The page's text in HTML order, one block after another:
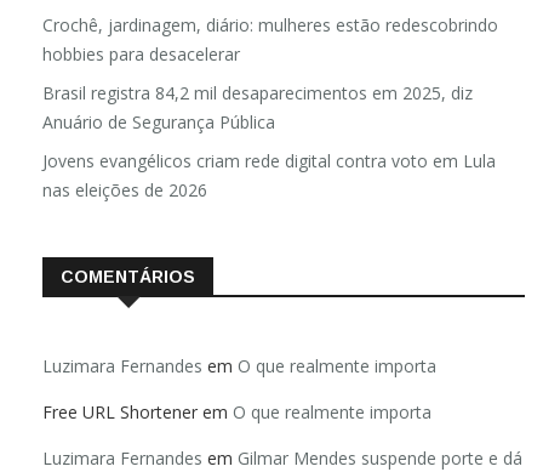
Crochê, jardinagem, diário: mulheres estão redescobrindo
hobbies para desacelerar
Brasil registra 84,2 mil desaparecimentos em 2025, diz
Anuário de Segurança Pública
Jovens evangélicos criam rede digital contra voto em Lula
nas eleições de 2026
COMENTÁRIOS
Luzimara Fernandes em O que realmente importa
Free URL Shortener em O que realmente importa
Luzimara Fernandes em Gilmar Mendes suspende porte e dá